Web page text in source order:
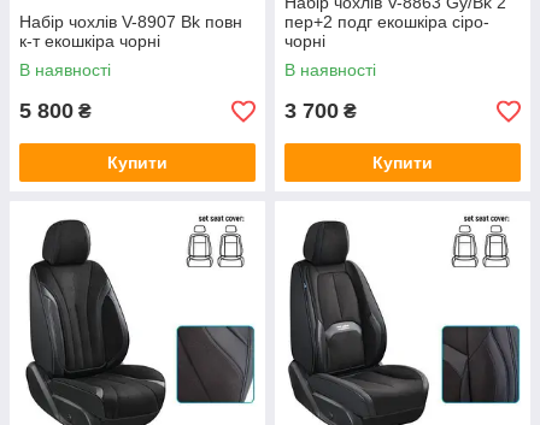
Набір чохлів V-8907 Bk повн
к-т екошкіра чорні
В наявності
5 800 ₴
Купити
пер+2 подг екошкіра сіро-
чорні
В наявності
3 700 ₴
Купити